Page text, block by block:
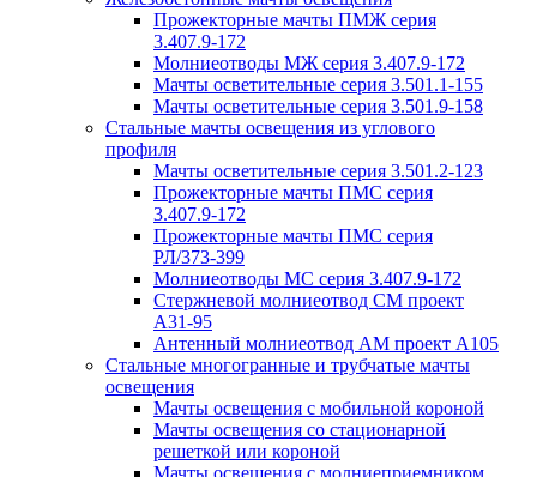
Прожекторные мачты ПМЖ серия
3.407.9-172
Молниеотводы МЖ серия 3.407.9-172
Мачты осветительные серия 3.501.1-155
Мачты осветительные серия 3.501.9-158
Стальные мачты освещения из углового
профиля
Мачты осветительные серия 3.501.2-123
Прожекторные мачты ПМС серия
3.407.9-172
Прожекторные мачты ПМС серия
РЛ/373-399
Молниеотводы МС серия 3.407.9-172
Стержневой молниеотвод СМ проект
А31-95
Антенный молниеотвод АМ проект А105
Стальные многогранные и трубчатые мачты
освещения
Мачты освещения с мобильной короной
Мачты освещения со стационарной
решеткой или короной
Мачты освещения с молниеприемником